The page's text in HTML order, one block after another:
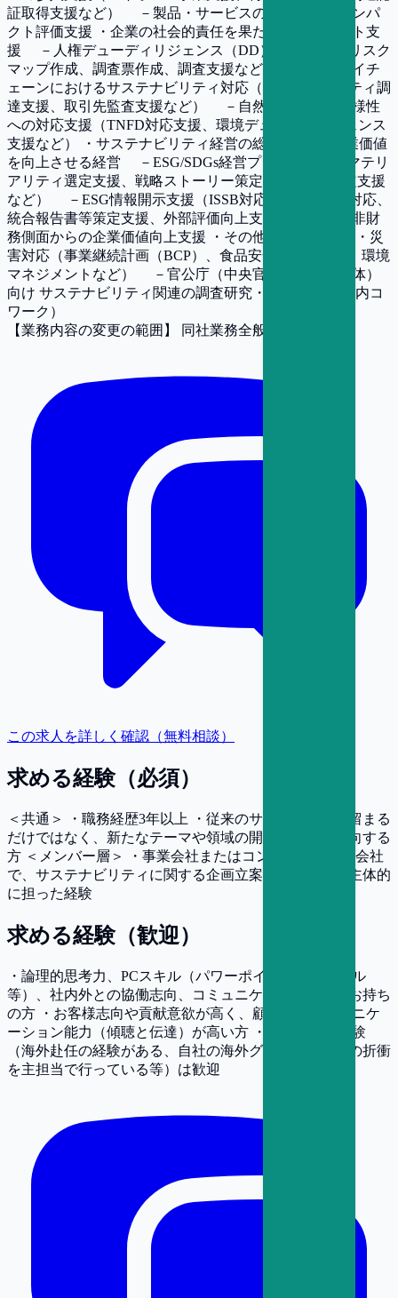
証取得支援など） －製品・サービスの社会・環境インパ
クト評価支援 ・企業の社会的責任を果たすマネジメント支
援 －人権デューディリジェンス（DD）支援 （人権リスク
マップ作成、調査票作成、調査支援など） －サプライチ
ェーンにおけるサステナビリティ対応（サステナビリティ調
達支援、取引先監査支援など） －自然資本・生物多様性
への対応支援（TNFD対応支援、環境デューディリジェンス
支援など） ・サステナビリティ経営の総合支援 ～ 企業価値
を向上させる経営 －ESG/SDGs経営プロセス支援（マテリ
アリティ選定支援、戦略ストーリー策定支援、KPI設定支援
など） －ESG情報開示支援（ISSB対応・欧州CSRD対応、
統合報告書等策定支援、外部評価向上支援など） －非財
務側面からの企業価値向上支援 ・その他 －社会安全・災
害対応（事業継続計画（BCP）、食品安全・製品安全、環境
マネジメントなど） －官公庁（中央官庁・地方自治体）
向け サステナビリティ関連の調査研究・コンサル （社内コ
ワーク）
【業務内容の変更の範囲】
同社業務全般
この求人を詳しく確認（無料相談）
求める経験（必須）
＜共通＞ ・職務経歴3年以上 ・従来のサステナ領域に留まる
だけではなく、新たなテーマや領域の開拓・挑戦を志向する
方 ＜メンバー層＞ ・事業会社またはコンサルティング会社
で、サステナビリティに関する企画立案～実行までを主体的
に担った経験
求める経験（歓迎）
・論理的思考力、PCスキル（パワーポイント、エクセル
等）、社内外との協働志向、コミュニケーション力をお持ち
の方 ・お客様志向や貢献意欲が高く、顧客とのコミュニケ
ーション能力（傾聴と伝達）が高い方 ・グローバル経験
（海外赴任の経験がある、自社の海外グループ会社との折衝
を主担当で行っている等）は歓迎